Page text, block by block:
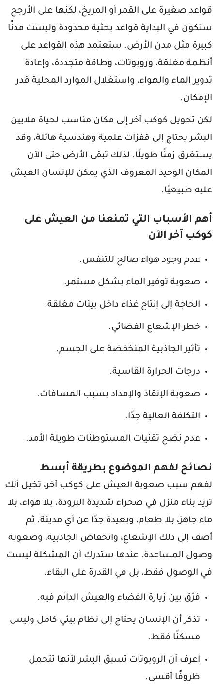
قواعد صغيرة على القمر أو المريخ، لكنها على الأرجح
ستكون في البداية قواعد بحثية محدودة وليست مدنًا
كبيرة مثل مدن الأرض. ستعتمد هذه القواعد على
أنظمة مغلقة، وروبوتات، وطاقة متجددة، وإعادة
تدوير الماء والهواء، واستغلال الموارد المحلية قدر
الإمكان.
لكن تحويل كوكب آخر إلى مكان مناسب لحياة ملايين
البشر يحتاج إلى قفزات علمية وهندسية هائلة، وقد
يستغرق زمنًا طويلًا. لذلك تبقى الأرض حتى الآن
المكان الوحيد المعروف الذي يمكن للإنسان العيش
عليه طبيعيًا.
أهم الأسباب التي تمنعنا من العيش على
كوكب آخر الآن
عدم وجود هواء صالح للتنفس.
صعوبة توفير الماء بشكل مستمر.
الحاجة إلى إنتاج غذاء داخل بيئات مغلقة.
خطر الإشعاع الفضائي.
تأثير الجاذبية المنخفضة على الجسم.
درجات الحرارة القاسية.
صعوبة الإنقاذ والإمداد بسبب المسافات.
التكلفة العالية جدًا.
عدم نضج تقنيات المستوطنات طويلة الأمد.
نصائح لفهم الموضوع بطريقة أبسط
لفهم سبب صعوبة العيش على كوكب آخر، تخيل أنك
تريد بناء منزل في صحراء شديدة البرودة، بلا هواء، بلا
ماء جاهز، بلا طعام، وبعيدة جدًا عن أي مدينة. ثم
أضف إلى ذلك الإشعاع، وانخفاض الجاذبية، وصعوبة
وصول المساعدة. عندها ستدرك أن المشكلة ليست
في الوصول فقط، بل في القدرة على البقاء.
فرّق بين زيارة الفضاء والعيش الدائم فيه.
تذكر أن الإنسان يحتاج إلى نظام بيئي كامل وليس
مسكنًا فقط.
اعرف أن الروبوتات تسبق البشر لأنها تتحمل
ظروفًا أقسى.